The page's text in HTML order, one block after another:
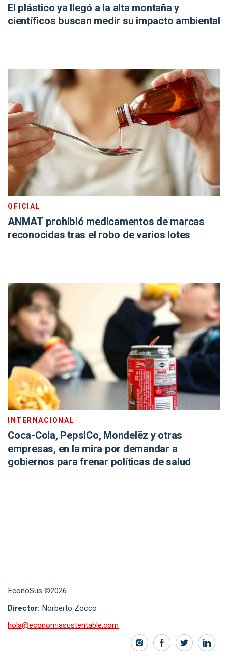
El plástico ya llegó a la alta montaña y
científicos buscan medir su impacto ambiental
OFICIAL
ANMAT prohibió medicamentos de marcas
reconocidas tras el robo de varios lotes
INTERNACIONAL
Coca-Cola, PepsiCo, Mondelēz y otras
empresas, en la mira por demandar a
gobiernos para frenar políticas de salud
EconoSus ©2026
Director: Norberto Zocco
hola@economiasustentable.com